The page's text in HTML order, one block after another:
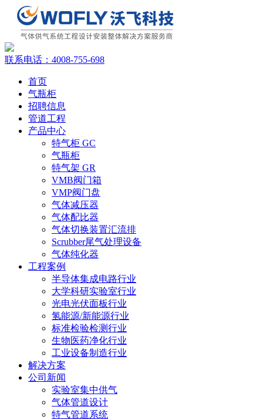
联系电话： 4008-755-698
首页
气瓶柜
招聘信息
管道工程
产品中心
特气柜 GC
气瓶柜
特气架 GR
VMB阀门箱
VMP阀门盘
气体减压器
气体配比器
气体切换装置汇流排
Scrubber尾气处理设备
气体纯化器
工程案例
半导体集成电路行业
大学科研实验室行业
光电光伏面板行业
氢能源/新能源行业
标准检验检测行业
生物医药净化行业
工业设备制造行业
解决方案
公司新闻
实验室集中供气
气体管道设计
特气管道系统